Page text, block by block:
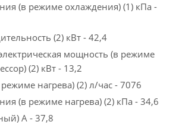
(в режиме охлаждения) (1) кПа -
(2) кВт - 42,4
мощность (в режиме
(2) кВт - 13,2
нагрева) (2) л/час - 7076
(в режиме нагрева) (2) кПа - 34,6
A - 37,8